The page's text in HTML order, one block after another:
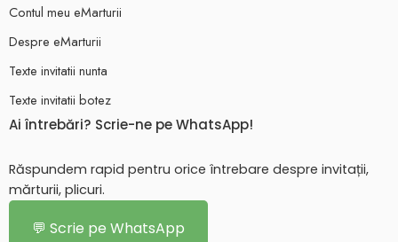
Contul meu eMarturii
Despre eMarturii
Texte invitatii nunta
Texte invitatii botez
Ai întrebări? Scrie-ne pe WhatsApp!
Răspundem rapid pentru orice întrebare despre invitații,
mărturii, plicuri.
💬 Scrie pe WhatsApp